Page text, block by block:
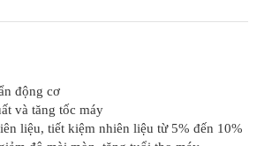
động cơ
và tăng tốc máy
liệu, tiết kiệm nhiên liệu từ 5% đến 10%